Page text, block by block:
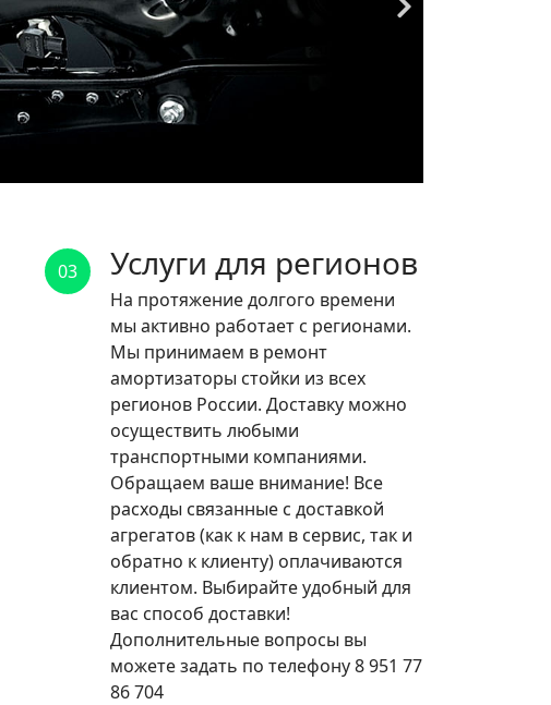
03 Услуги для регионов
На протяжение долгого времени
мы активно работает с регионами.
Мы принимаем в ремонт
амортизаторы стойки из всех
регионов России. Доставку можно
осуществить любыми
транспортными компаниями.
Обращаем ваше внимание! Все
расходы связанные с доставкой
агрегатов (как к нам в сервис, так и
обратно к клиенту) оплачиваются
клиентом. Выбирайте удобный для
вас способ доставки!
Дополнительные вопросы вы
можете задать по телефону 8 951 77
86 704